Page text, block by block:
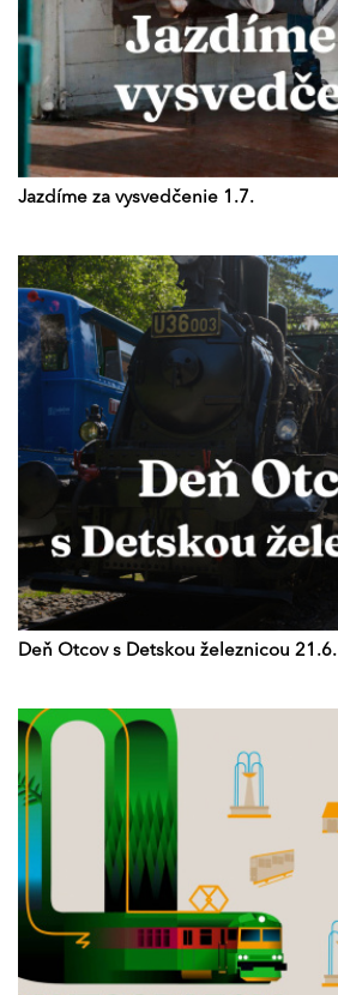
Jazdíme za vysvedčenie 1.7.
Deň Otcov s Detskou železnicou 21.6.